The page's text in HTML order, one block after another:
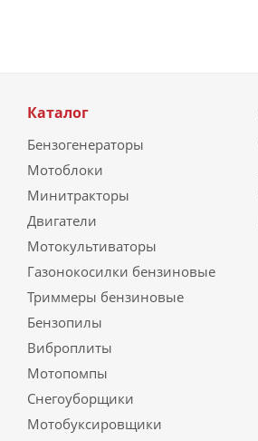
Каталог
Бензогенераторы
Мотоблоки
Минитракторы
Двигатели
Мотокультиваторы
Газонокосилки бензиновые
Триммеры бензиновые
Бензопилы
Виброплиты
Мотопомпы
Снегоуборщики
Мотобуксировщики